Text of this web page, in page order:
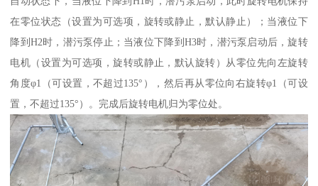
在零位状态（设置为可选项，旋转或静止，默认静止）；当液位下
降到H2时，潜污泵停止；当液位下降到H3时，潜污泵启动后，旋转
电机（设置为可选项，旋转或静止，默认旋转）从零位先向左旋转
角度φ1（可设置，不超过135°），然后再从零位向右旋转φ1（可设
置，不超过135°）。完成后旋转电机归为零位处。